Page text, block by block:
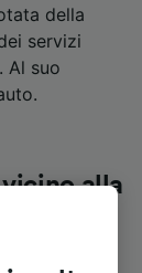
della
servizi
Al suo
alla